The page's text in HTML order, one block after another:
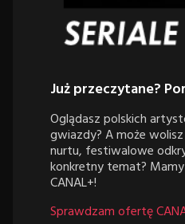
Już przeczytane?
Oglądasz polskich
gwiazdy? A może
nurtu, festiwalowe
konkretny temat?
CANAL+!
Sprawdzam ofertę